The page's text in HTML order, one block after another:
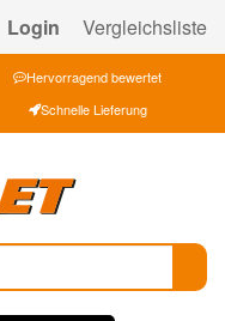
Login Vergleichsliste
Hervorragend bewertet
Schnelle Lieferung